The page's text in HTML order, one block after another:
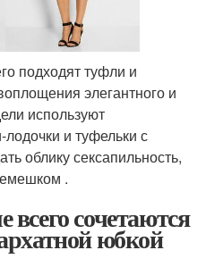
подходят туфли и
элегантного и
используют
и туфельки с
облику сексапильность,
.
сочетаются
юбкой